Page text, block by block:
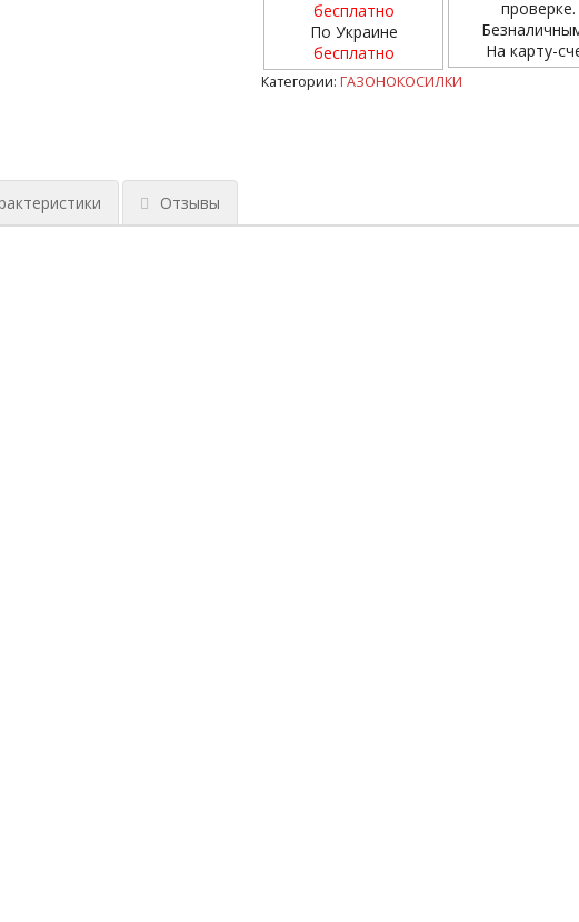
бесплатно
По Украине
бесплатно
проверке.
На карту-
Категории: ГАЗОНОКОСИЛКИ
Отзывы